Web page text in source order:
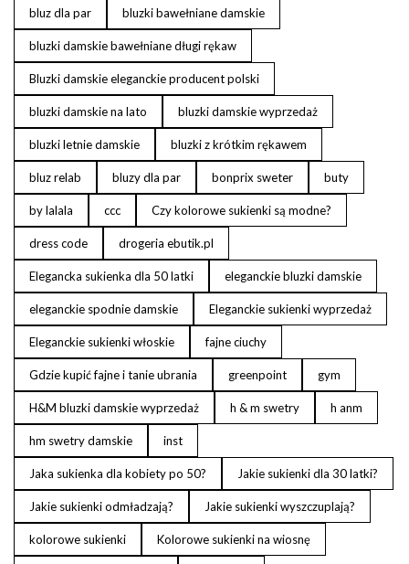
bluz dla par bluzki bawełniane damskie
bluzki damskie bawełniane długi rękaw
Bluzki damskie eleganckie producent polski
bluzki damskie na lato bluzki damskie wyprzedaż
bluzki letnie damskie bluzki z krótkim rękawem
bluz relab bluzy dla par bonprix sweter buty
by lalala ccc Czy kolorowe sukienki są modne?
dress code drogeria ebutik.pl
Elegancka sukienka dla 50 latki eleganckie bluzki damskie
eleganckie spodnie damskie Eleganckie sukienki wyprzedaż
Eleganckie sukienki włoskie fajne ciuchy
Gdzie kupić fajne i tanie ubrania greenpoint gym
H&M bluzki damskie wyprzedaż h & m swetry h anm
hm swetry damskie inst
Jaka sukienka dla kobiety po 50? Jakie sukienki dla 30 latki?
Jakie sukienki odmładzają? Jakie sukienki wyszczuplają?
kolorowe sukienki Kolorowe sukienki na wiosnę